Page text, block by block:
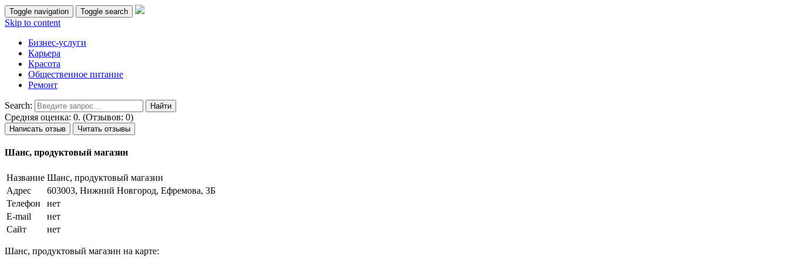
Toggle navigation Toggle search
Skip to content
Бизнес-услуги
Карьера
Красота
Общественное питание
Ремонт
Search:
Средняя оценка: 0. (Отзывов: 0)
Написать отзыв Читать отзывы
Шанс, продуктовый магазин
Название Шанс, продуктовый магазин
Адрес
603003, Нижний Новгород, Ефремова, 3Б
Телефон
нет
E-mail
нет
Сайт
нет
Шанс, продуктовый магазин на карте: